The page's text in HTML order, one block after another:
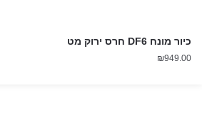
כיור מונח DF6 חרס ירוק מט
₪949.00